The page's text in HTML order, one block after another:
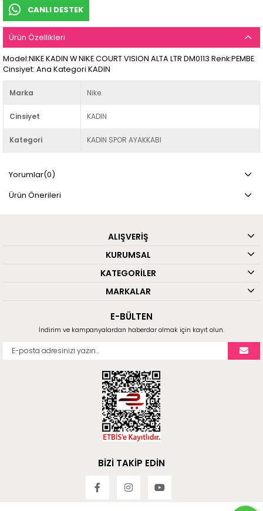
CANLI DESTEK
Ürün Özellikleri
Model:NIKE KADIN W NIKE COURT VISION ALTA LTR DM0113 Renk:PEMBE
Cinsiyet: Ana Kategori KADIN
Marka Nike
Cinsiyet KADIN
Kategori KADIN SPOR AYAKKABI
Yorumlar(0)
Ürün Önerileri
ALIŞVERİŞ
KURUMSAL
KATEGORİLER
MARKALAR
E-BÜLTEN
İndirim ve kampanyalardan haberdar olmak için kayıt olun.
BİZİ TAKİP EDİN